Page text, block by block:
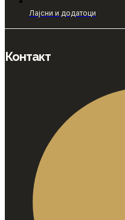
Лајсни и додатоци
Контакт